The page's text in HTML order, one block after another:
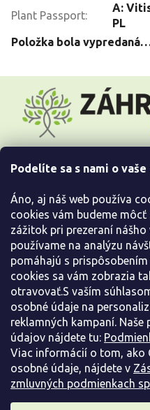
Podelíte sa s nami o vaše
Áno, aj náš web používa
cookies vám budeme
zážitok pri prezeraní
používame na analýzu
pomáhajú s
cookies sa vám zobrazia
otravovať.S vaším
osobné údaje na
reklamných kampaní.
údajov nájdete tu:
Viac informácií o tom, ako
osobné údaje, nájdete v
zmluvných podmienkach
Plant Passport:
A:
PL
Položka bola
t
Informácie pre Vás
Kontaktujte nás